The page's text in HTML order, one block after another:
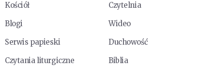
Kościół
Czytelnia
Blogi
Wideo
Serwis papieski
Duchowość
Czytania liturgiczne
Biblia